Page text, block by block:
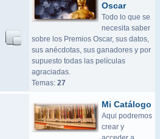
Oscar
Todo lo que se
necesita saber
sobre los Premios Oscar, sus datos,
sus anécdotas, sus ganadores y por
supuesto todas las películas
agraciadas.
Temas: 27
Mi Catálogo
Aqui podremos
crear y